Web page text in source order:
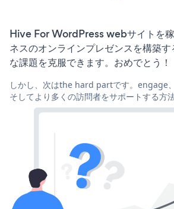
Hive For WordPress webサイトを
ネスのオンラインプレゼンスを構築
な課題を克服できます。おめでとう！
しかし、次はthe hard partです。engage
そしてより多くの訪問者をサポートする方